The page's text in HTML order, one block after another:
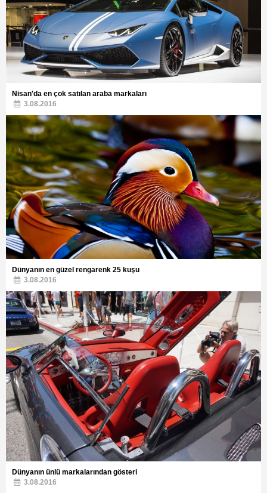
Nisan'da en çok satılan araba markaları
3.08.2016
Dünyanın en güzel rengarenk 25 kuşu
3.08.2016
Dünyanın ünlü markalarından gösteri
3.08.2016